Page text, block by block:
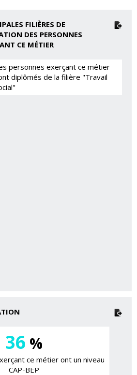
FILIÈRES DE
DES PERSONNES
CE MÉTIER
personnes exerçant ce métier
diplômés de la filière "Travail
36 %
ce métier ont un niveau
CAP-BEP